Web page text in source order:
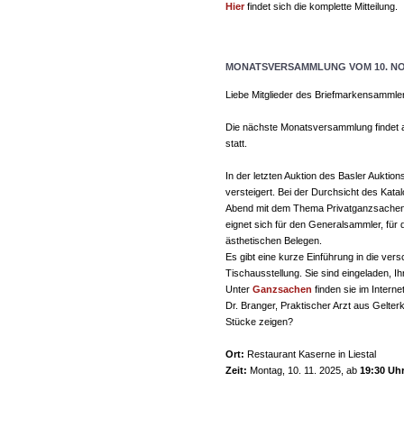
Hierfindet sich die komplette Mitteilung.
MONATSVERSAMMLUNG VOM 10.
Liebe Mitglieder des
Die nächste Monatsversammlung findet
statt.
In der letzten Auktion des Basler
versteigert. Bei der Durchsicht des
Abend mit dem Thema
eignet sich für den Generalsammler, für
ästhetischen Belegen.
Es gibt eine kurze Einführung in die
Tischausstellung. Sie sind eingeladen,
Unter Ganzsachen finden sie im
Dr. Branger, Praktischer Arzt aus
Stücke zeigen?
Ort: Restaurant Kaserne in Liestal
Zeit: Montag, 10. 11. 2025, ab 19:30 Uhr